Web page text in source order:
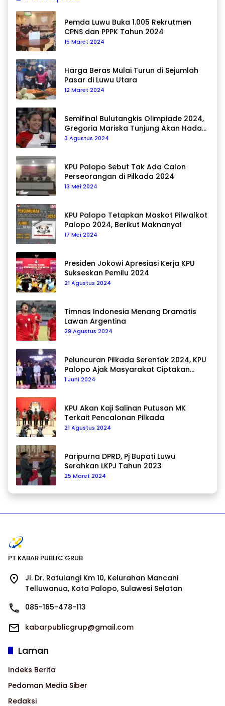
Pemda Luwu Buka 1.005 Rekrutmen
CPNS dan PPPK Tahun 2024
15 Maret 2024
Harga Beras Mulai Turun di Sejumlah
Pasar di Luwu Utara
12 Maret 2024
Semifinal Bulutangkis Olimpiade 2024,
Gregoria Mariska Tunjung Akan Hadapi
Pemain Asal Korea Selatan
3 Agustus 2024
KPU Palopo Sebut Tak Ada Calon
Perseorangan di Pilkada 2024
13 Mei 2024
KPU Palopo Tetapkan Maskot Pilwalkot
Palopo 2024, Berikut Maknanya!
17 Mei 2024
Presiden Jokowi Apresiasi Kerja KPU
Sukseskan Pemilu 2024
21 Agustus 2024
Timnas Indonesia Menang Dramatis
Lawan Argentina
29 Agustus 2024
Peluncuran Pilkada Serentak 2024, KPU
Palopo Ajak Masyarakat Ciptakan
Pilkada Damai
1 Juni 2024
KPU Akan Kaji Salinan Putusan MK
Terkait Pencalonan Pilkada
21 Agustus 2024
Paripurna DPRD, Pj Bupati Luwu
Serahkan LKPJ Tahun 2023
25 Maret 2024
PT KABAR PUBLIC GRUB
Jl. Dr. Ratulangi Km 10, Kelurahan Mancani
Telluwanua, Kota Palopo, Sulawesi Selatan
085-165-478-113
kabarpublicgrup@gmail.com
Laman
Indeks Berita
Pedoman Media Siber
Redaksi